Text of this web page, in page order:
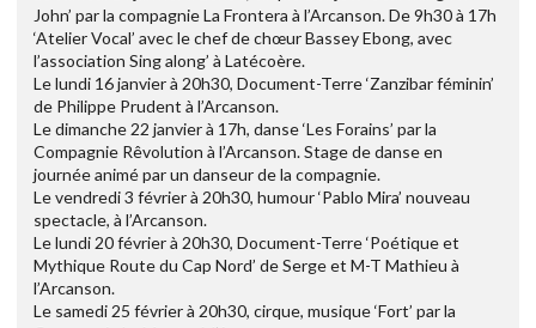
John’ par la compagnie La Frontera à l’Arcanson. De 9h30 à 17h
‘Atelier Vocal’ avec le chef de chœur Bassey Ebong, avec
l’association Sing along’ à Latécoère.
Le lundi 16 janvier à 20h30, Document-Terre ‘Zanzibar féminin’
de Philippe Prudent à l’Arcanson.
Le dimanche 22 janvier à 17h, danse ‘Les Forains’ par la
Compagnie Rêvolution à l’Arcanson. Stage de danse en
journée animé par un danseur de la compagnie.
Le vendredi 3 février à 20h30, humour ‘Pablo Mira’ nouveau
spectacle, à l’Arcanson.
Le lundi 20 février à 20h30, Document-Terre ‘Poétique et
Mythique Route du Cap Nord’ de Serge et M-T Mathieu à
l’Arcanson.
Le samedi 25 février à 20h30, cirque, musique ‘Fort’ par la